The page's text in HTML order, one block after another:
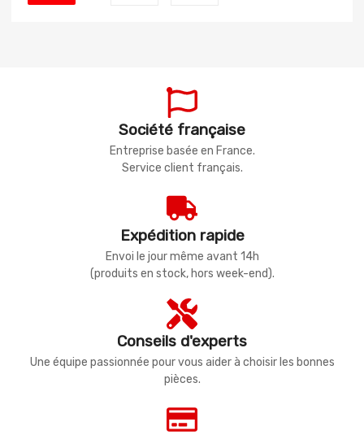
Société française
Entreprise basée en France.
Service client français.
Expédition rapide
Envoi le jour même avant 14h
(produits en stock, hors week-end).
Conseils d'experts
Une équipe passionnée pour vous aider à choisir les bonnes
pièces.